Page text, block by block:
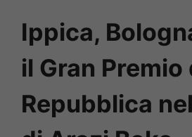
Ippica,
il Gran Premio
Repubblica